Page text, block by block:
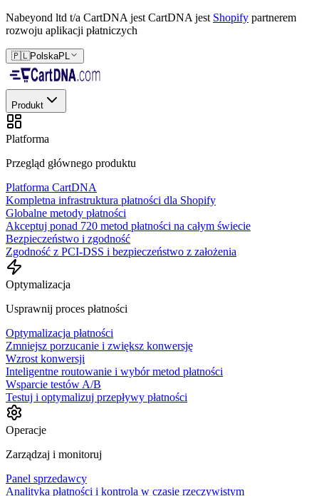
Nabeyond ltd t/a CartDNA jest CartDNA jest Shopify partnerem
rozwoju aplikacji płatniczych
🇵🇱PolskaPL
Produkt
Platforma
Przegląd głównego produktu
Platforma CartDNA
Kompletna infrastruktura płatności dla Shopify
Globalne metody płatności
Akceptuj ponad 720 metod płatności na całym świecie
Bezpieczeństwo i zgodność
Zgodność z PCI-DSS i bezpieczeństwo z założenia
Optymalizacja
Usprawnij proces płatności
Optymalizacja płatności
Zmniejsz porzucanie i zwiększ konwersję
Wzrost konwersji
Inteligentne routowanie i wybór metod płatności
Wsparcie testów A/B
Testuj i optymalizuj przepływy płatności
Operacje
Zarządzaj i monitoruj
Panel sprzedawcy
Analityka płatności i kontrola w czasie rzeczywistym